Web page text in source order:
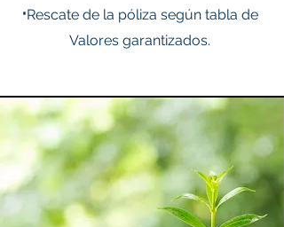
·Rescate de la póliza según tabla de
Valores garantizados.